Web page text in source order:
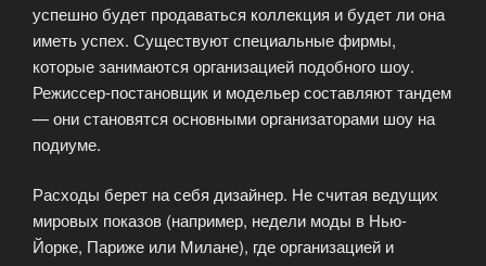
успешно будет продаваться коллекция и будет ли она
иметь успех. Существуют специальные фирмы,
которые занимаются организацией подобного шоу.
Режиссер-постановщик и модельер составляют тандем
— они становятся основными организаторами шоу на
подиуме.
Расходы берет на себя дизайнер. Не считая ведущих
мировых показов (например, недели моды в Нью-
Йорке, Париже или Милане), где организацией и